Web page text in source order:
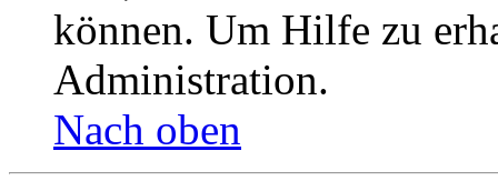
können. Um Hilfe zu
Administration.
Nach oben